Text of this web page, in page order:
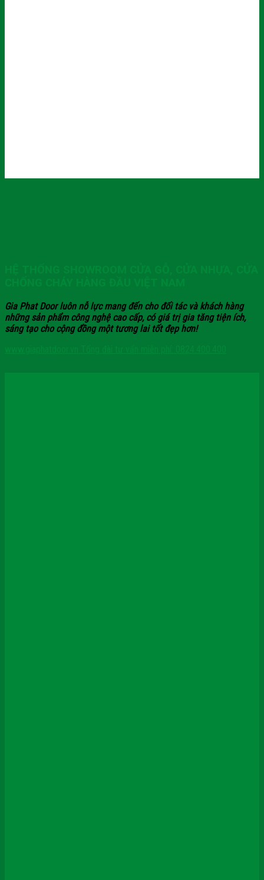
Gia Phat Door luôn nỗ lực mang đến cho đối tác và khách hàng
những sản phẩm công nghệ cao cấp, có giá trị gia tăng tiện ích,
sáng tạo cho cộng đồng một tương lai tốt đẹp hơn!